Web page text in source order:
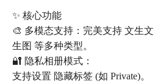
✨ 核心功能
🎨 多模态支持：完美支持 文生
生图 等多种类型。
🔐 隐私相册模式：
支持设置 隐藏标签 (如 Private)。